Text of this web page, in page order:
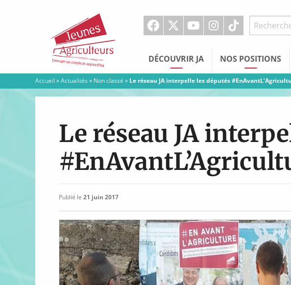
Agriculteurs
DÉCOUVRIR JA NOS POSITIONS
Accueil »Actualités» Non classé » Le réseau JA interpelle les députés
Le réseau JA
Publié le 21 juin 2017